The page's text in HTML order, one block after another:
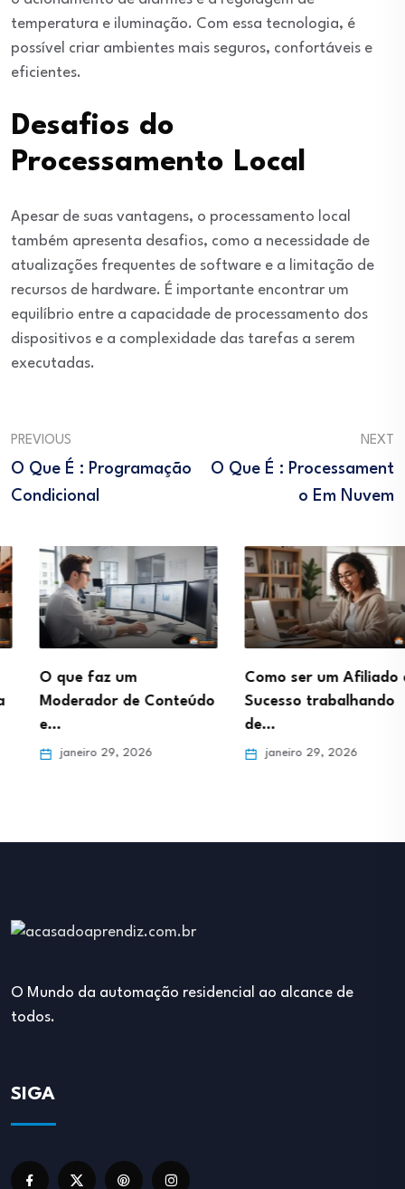
temperatura e iluminação. Com essa tecnologia, é
possível criar ambientes mais seguros, confortáveis e
eficientes.
Desafios do
Processamento Local
Apesar de suas vantagens, o processamento local
também apresenta desafios, como a necessidade de
atualizações frequentes de software e a limitação de
recursos de hardware. É importante encontrar um
equilíbrio entre a capacidade de processamento dos
dispositivos e a complexidade das tarefas a serem
executadas.
PREVIOUS
O Que É : Programação
Condicional
NEXT
O Que É : Processament
O Em Nuvem
O que faz um
Moderador de Conteúdo
janeiro 29, 2026
Como ser um Afiliado de
Sucesso trabalhando
de…
janeiro 29, 2026
O Mundo da automação residencial ao alcance de
todos.
SIGA